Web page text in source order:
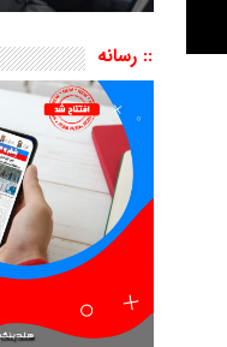
:: رسانه